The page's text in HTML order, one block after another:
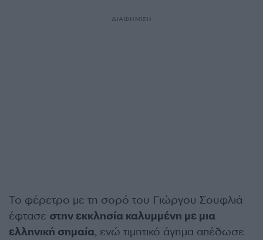
ΔΙΑΦΗΜΙΣΗ
Το φέρετρο με τη σορό του Γιώργου Σουφλιά
έφτασε στην εκκλησία καλυμμένη με μια
ελληνική σημαία, ενώ τιμητικό άγημα απέδωσε